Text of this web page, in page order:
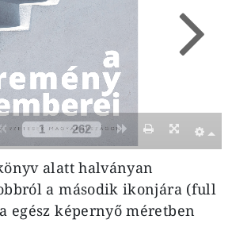
alatt halványan
a második ikonjára (full
egész képernyő méretben